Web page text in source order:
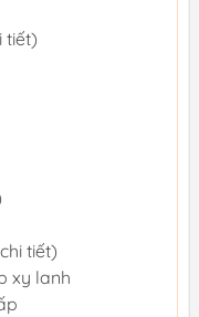
tiết)
tiết)
xy lanh